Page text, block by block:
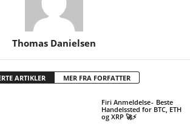
Thomas Danielsen
ARTIKLER MER FRA FORFATTER
Firi Anmeldelse - Beste
Handelssted for BTC, ETH
og XRP 🚀⚡